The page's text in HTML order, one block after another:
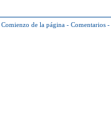
Comienzo de la página - Comentarios -